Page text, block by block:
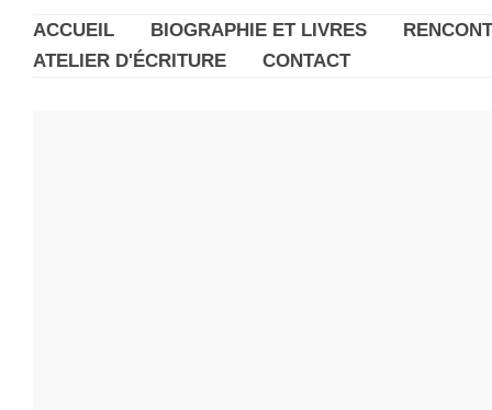
ACCUEIL BIOGRAPHIE ET LIVRES
ATELIER D'ÉCRITURE
CONTACT